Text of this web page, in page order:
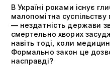
В Україні роками існує
малопомітна
— нездатність держави
смертельно хворих
навіть тоді, коли
Формально закон це
насправді?